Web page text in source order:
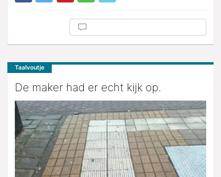
Taalvoutje
De maker had er echt kijk op.